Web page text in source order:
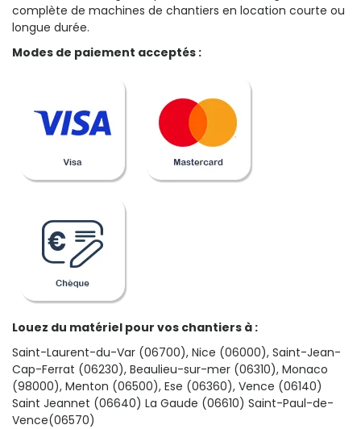
complète de machines de chantiers en location courte ou
longue durée.
Modes de paiement acceptés :
Louez du matériel pour vos chantiers à :
Saint-Laurent-du-Var (06700), Nice (06000), Saint-Jean-
Cap-Ferrat (06230), Beaulieu-sur-mer (06310), Monaco
(98000), Menton (06500), Ese (06360), Vence (06140)
Saint Jeannet (06640) La Gaude (06610) Saint-Paul-de-
Vence(06570)